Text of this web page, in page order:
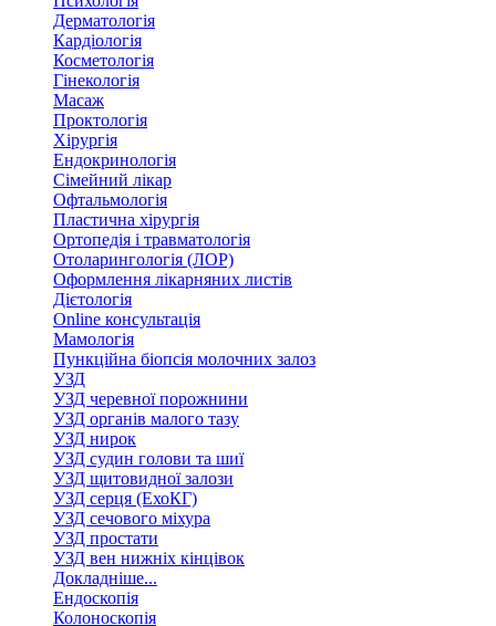
Дерматологія
Кардіологія
Косметологія
Гінекологія
Масаж
Проктологія
Хірургія
Ендокринологія
Сімейний лікар
Офтальмологія
Пластична хірургія
Ортопедія і травматологія
Отоларингологія (ЛОР)
Оформлення лікарняних листів
Дієтологія
Online консультація
Мамологія
Пункційна біопсія молочних залоз
УЗД
УЗД черевної порожнини
УЗД органів малого тазу
УЗД нирок
УЗД судин голови та шиї
УЗД щитовидної залози
УЗД серця (ЕхоКГ)
УЗД сечового міхура
УЗД простати
УЗД вен нижніх кінцівок
Докладніше...
Ендоскопія
Колоноскопія